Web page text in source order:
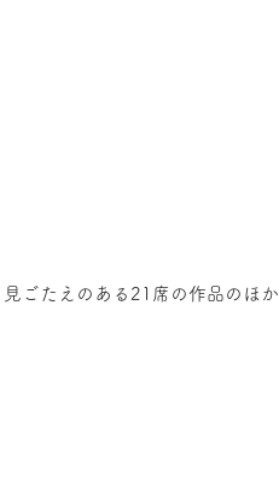
ごたえのある21席の作品のほか